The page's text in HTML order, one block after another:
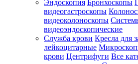
Эндоскопия Бронхоскопы
видеогастроскопы
видеоколоноскопы
видеоэндоскопические
Служба крови Кресла для
лейкоцитарные
крови Центрифуги Все